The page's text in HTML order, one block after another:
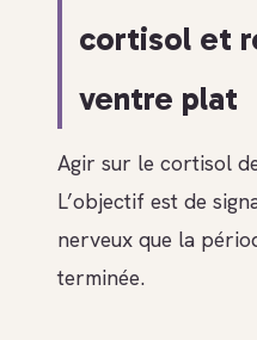
cortisol et
ventre plat
Agir sur le cortisol
L’objectif est de
nerveux que la
terminée.